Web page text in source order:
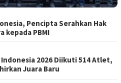
Pencipta Serahkan Hak
kepada PBMI
2026 Diikuti 514 Atlet,
Juara Baru